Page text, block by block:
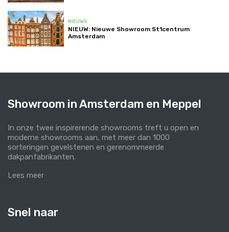
NIEUWS
NIEUW: Nieuwe Showroom St1centrum
Amsterdam
Showroom in Amsterdam en Meppel
In onze twee inspirerende showrooms treft u open en
moderne showrooms aan, met meer dan 1000
sorteringen gevelstenen en gerenommeerde
dakpanfabrikanten.
Lees meer
Snel naar